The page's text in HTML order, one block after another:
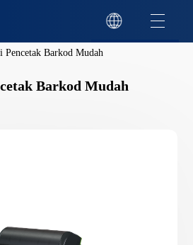
Pencetak Barkod Mudah
Barkod Mudah